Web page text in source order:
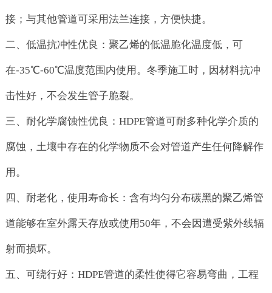
接；与其他管道可采用法兰连接，方便快捷。
二、低温抗冲性优良：聚乙烯的低温脆化温度低，可
在-35℃-60℃温度范围内使用。冬季施工时，因材料抗冲
击性好，不会发生管子脆裂。
三、耐化学腐蚀性优良：HDPE管道可耐多种化学介质的
腐蚀，土壤中存在的化学物质不会对管道产生任何降解作
用。
四、耐老化，使用寿命长：含有均匀分布碳黑的聚乙烯管
道能够在室外露天存放或使用50年，不会因遭受紫外线辐
射而损坏。
五、可绕行好：HDPE管道的柔性使得它容易弯曲，工程